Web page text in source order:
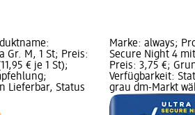
Gr. M, 1 St; Preis:
€ je 1 St);
Lieferbar, Status
Marke: always;
Secure Night 4
Preis: 3,75 €;
Verfügbarkeit:
grau dm-Markt